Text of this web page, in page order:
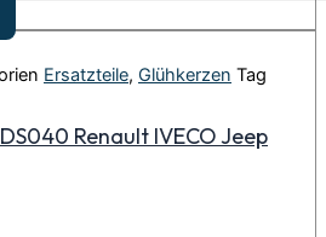
Ersatzteile, Glühkerzen Tag
Renault IVECO Jeep